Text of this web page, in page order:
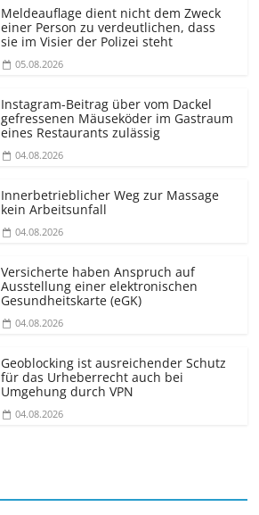
Meldeauflage dient nicht dem Zweck
einer Person zu verdeutlichen, dass
sie im Visier der Polizei steht
05.08.2026
Instagram-Beitrag über vom Dackel
gefressenen Mäuseköder im Gastraum
eines Restaurants zulässig
04.08.2026
Innerbetrieblicher Weg zur Massage
kein Arbeitsunfall
04.08.2026
Versicherte haben Anspruch auf
Ausstellung einer elektronischen
Gesundheitskarte (eGK)
04.08.2026
Geoblocking ist ausreichender Schutz
für das Urheberrecht auch bei
Umgehung durch VPN
04.08.2026